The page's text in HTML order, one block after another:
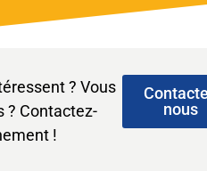
? Vous
? Contactez-
!
nous